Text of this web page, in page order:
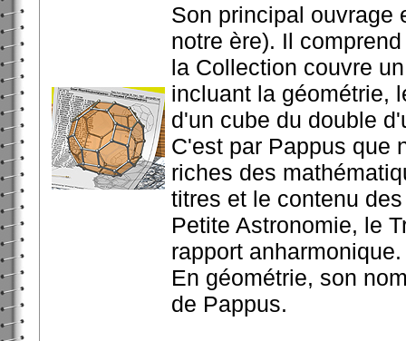
Son principal
notre ère). Il
la Collection couvre
incluant la géométrie,
d'un cube du double
C'est par Pappus que
riches des
titres et le contenu
Petite Astronomie, le
rapport anharmonique.
En géométrie, son
de Pappus.